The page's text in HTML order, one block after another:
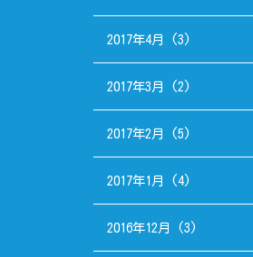
2017年4月 (3)
2017年3月 (2)
2017年2月 (5)
2017年1月 (4)
2016年12月 (3)